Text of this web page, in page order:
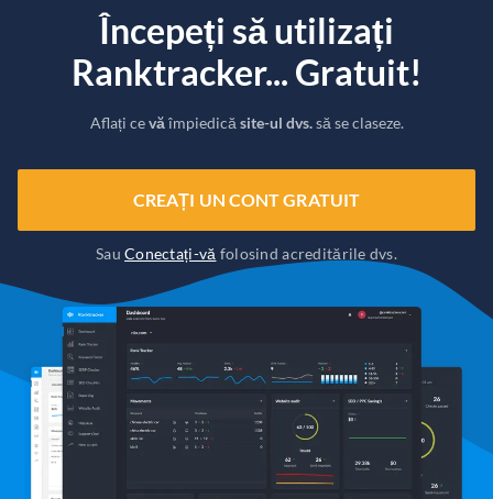
Începeți să utilizați
Ranktracker... Gratuit!
Aflați cevăîmpiedică site-ul dvs.să se claseze.
CREAȚI UN CONT GRATUIT
SauConectați-vă folosind acreditările dvs.